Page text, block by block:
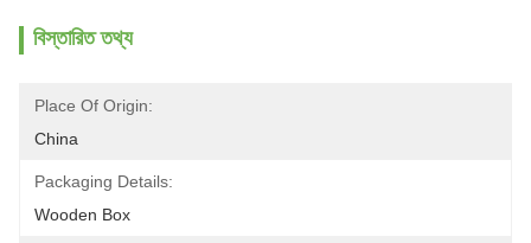
বিস্তারিত তথ্য
Place Of Origin:
China
Packaging Details:
Wooden Box